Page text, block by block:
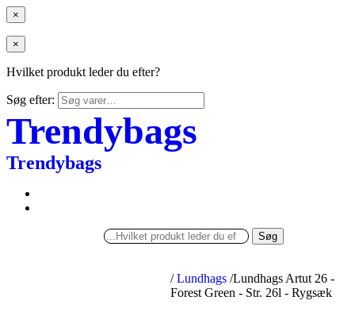
×
×
Hvilket produkt leder du efter?
Søg efter:
Trendybags
Trendybags
Søg
/ Lundhags /Lundhags Artut 26 -
Forest Green - Str. 26l - Rygsæk